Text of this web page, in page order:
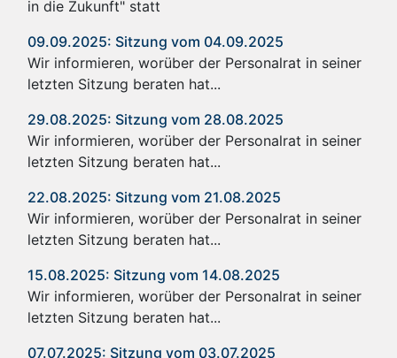
in die Zukunft" statt
09.09.2025: Sitzung vom 04.09.2025
Wir informieren, worüber der Personalrat in seiner
letzten Sitzung beraten hat...
29.08.2025: Sitzung vom 28.08.2025
Wir informieren, worüber der Personalrat in seiner
letzten Sitzung beraten hat...
22.08.2025: Sitzung vom 21.08.2025
Wir informieren, worüber der Personalrat in seiner
letzten Sitzung beraten hat...
15.08.2025: Sitzung vom 14.08.2025
Wir informieren, worüber der Personalrat in seiner
letzten Sitzung beraten hat...
07.07.2025: Sitzung vom 03.07.2025